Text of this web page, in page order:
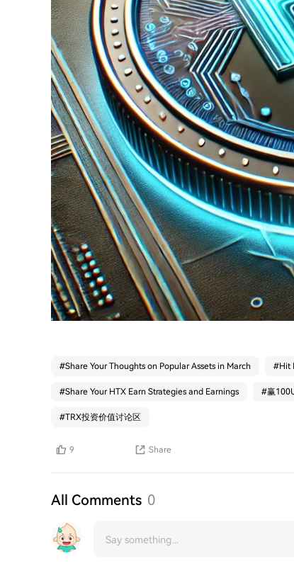
#Share Your Thoughts on Popular Assets in March #Hit
#Share Your HTX Earn Strategies and Earnings #赢
#TRX投资价值讨论区
9 Share
All Comments 0